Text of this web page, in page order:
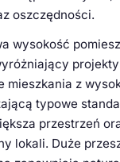
oszczędności.
wysokość
projekty
mieszkania z
typowe
przestrzeń
lokali. Duże